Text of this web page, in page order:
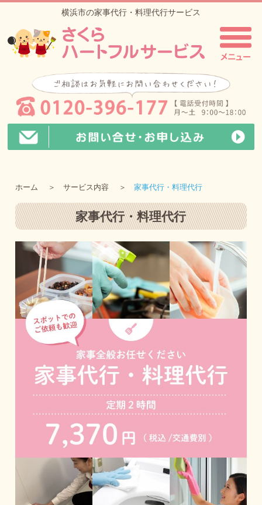
横浜市の家事代行・料理代行サービス
ホーム サービス内容 家事代行・料理代行
家事代行・料理代行